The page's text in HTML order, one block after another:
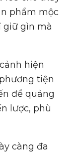
phẩm mộc
giữ gìn mà
hiện
tiện
để quảng
lược, phù
càng đa